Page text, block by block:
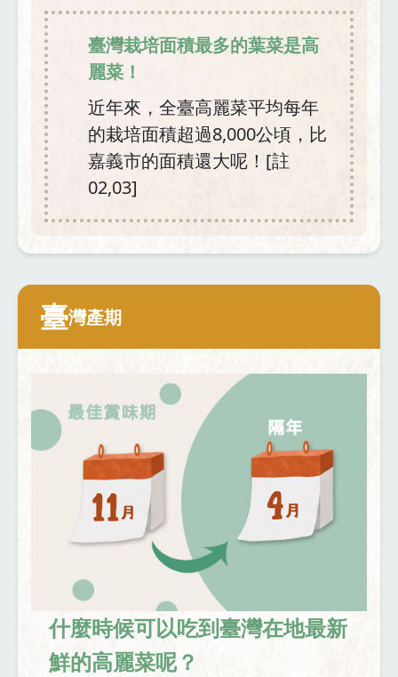
臺灣栽培面積最多的葉菜是高
麗菜！
近年來，全臺高麗菜平均每年
的栽培面積超過8,000公頃，比
嘉義市的面積還大呢！[註
02,03]
臺灣產期
什麼時候可以吃到臺灣在地最新
鮮的高麗菜呢？